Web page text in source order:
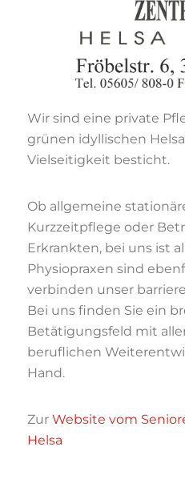
Wir sind eine private
grünen idyllischen
Vielseitigkeit besticht.
Ob allgemeine
Kurzzeitpflege oder
Erkrankten, bei uns ist
Physiopraxen sind
verbinden unser
Bei uns finden Sie ein
Betätigungsfeld mit
beruflichen
Hand.
Zur Website vom
Helsa